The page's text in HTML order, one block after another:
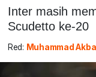
Inter masih
Scudetto ke-20
Red: Muhammad